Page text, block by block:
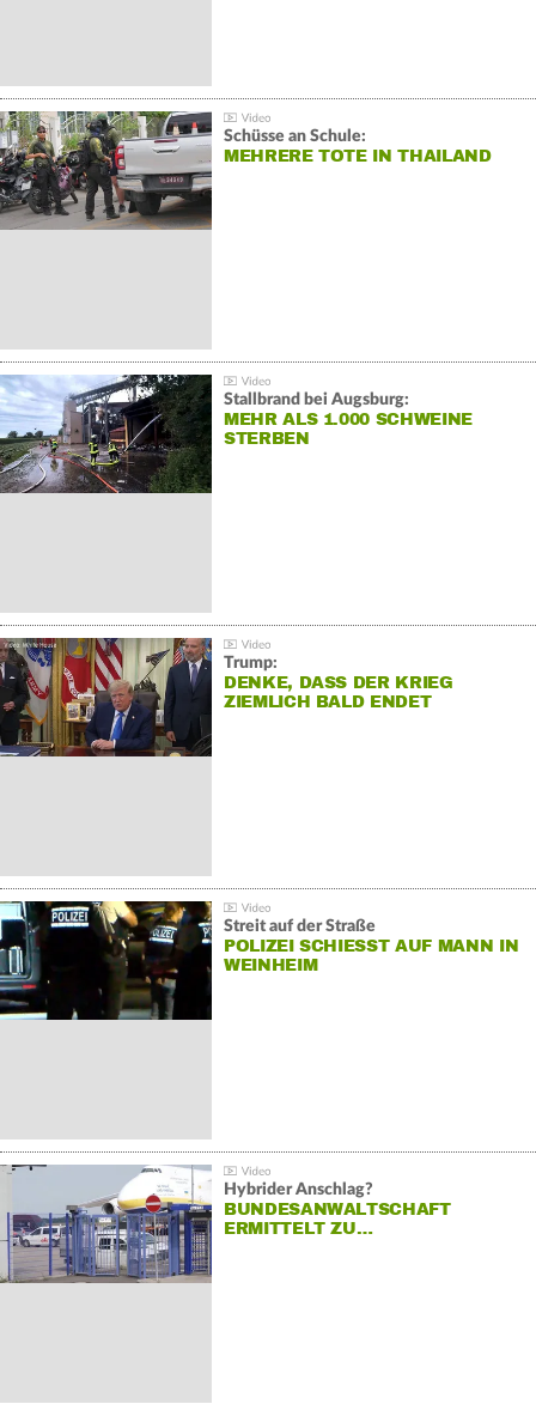
Schüsse an Schule:
MEHRERE TOTE IN THAILAND
Stallbrand bei Augsburg:
MEHR ALS 1.000 SCHWEINE
STERBEN
Trump:
DENKE, DASS DER KRIEG
ZIEMLICH BALD ENDET
Streit auf der Straße
POLIZEI SCHIESST AUF MANN IN W
EINHEIM
Hybrider Anschlag?
BUNDESANWALTSCHAFT
ERMITTELT ZU…